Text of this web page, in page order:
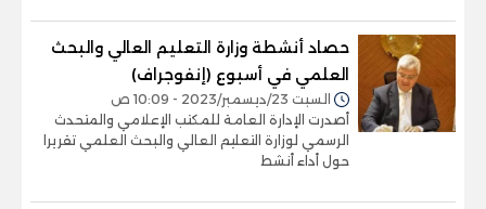
حصاد أنشطة وزارة التعليم العالي والبحث
العلمي في أسبوع (إنفوجراف)
السبت 23/ديسمبر/2023 - 10:09 ص
أصدرت الإدارة العامة للمكتب الإعلامي والمتحدث
الرسمي لوزارة التعليم العالي والبحث العلمي تقريرا
حول أداء أنشط